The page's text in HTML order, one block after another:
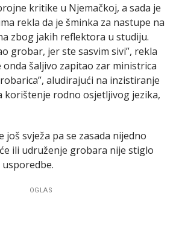
kritike u Njemačkoj, a sada je
rekla da je šminka za nastupe na
zbog jakih reflektora u studiju.
grobar, jer ste sasvim sivi”, rekla
onda šaljivo zapitao zar ministrica
aludirajući na inzistiranje
korištenje rodno osjetljivog jezika,
još svježa pa se zasada nijedno
ili udruženje grobara nije stiglo
OGLAS